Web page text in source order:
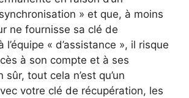
» et que, à moins
ne fournisse sa clé de
l’équipe « d’assistance », il risque
à son compte et à ses
sûr, tout cela n’est qu’un
votre clé de récupération, les